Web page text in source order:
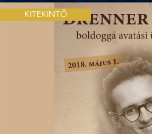
KITEKINTŐ